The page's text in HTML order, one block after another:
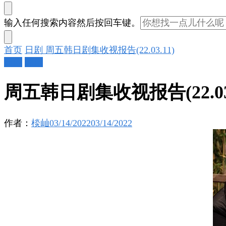
找
什
么
东
西
吗?
输入任何搜索内容然后按回车键。
首页 日剧 周五韩日剧集收视报告(22.03.11)
周五韩日剧集收视报告
作者： 棪屾03/14/202203/14/2022